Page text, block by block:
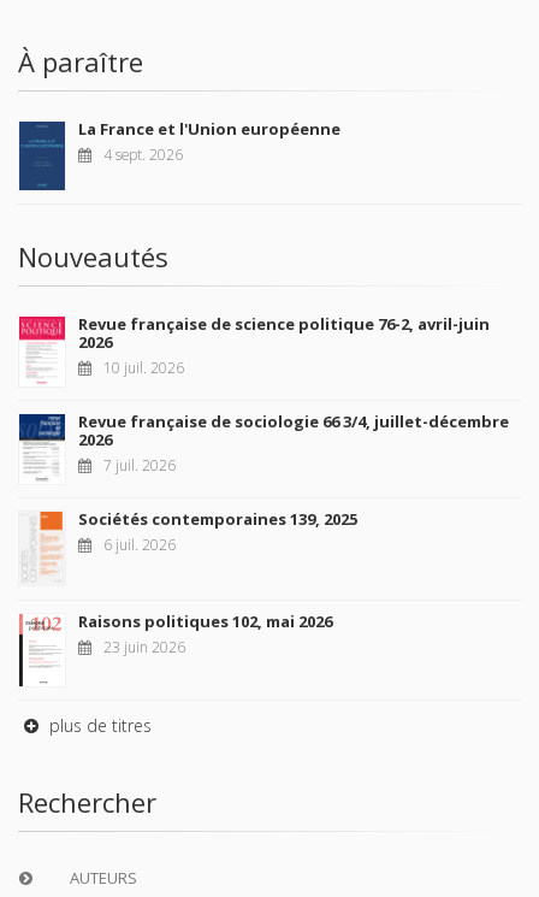
À paraître
La France et l'Union européenne
4 sept. 2026
Nouveautés
Revue française de science politique 76-2, avril-juin
2026
10 juil. 2026
Revue française de sociologie 66 3/4, juillet-décembre
2026
7 juil. 2026
Sociétés contemporaines 139, 2025
6 juil. 2026
Raisons politiques 102, mai 2026
23 juin 2026
plus de titres
Rechercher
AUTEURS